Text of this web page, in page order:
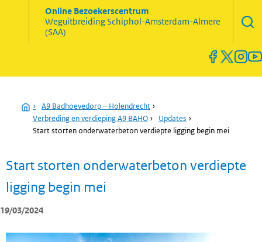
Online Bezoekerscentrum
WeguitbreidingSchiphol-Amsterdam-Almere
(SAA)
Home
› A9 Badhoevedorp – Holendrecht ›
Verbreding en verdieping A9 BAHO › Updates ›
Start storten onderwaterbeton verdiepte ligging begin mei
Start storten onderwaterbeton verdiepte
ligging begin mei
19/03/2024